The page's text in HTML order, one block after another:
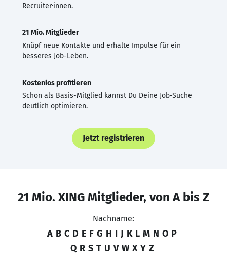
Recruiter·innen.
21 Mio. Mitglieder
Knüpf neue Kontakte und erhalte Impulse für ein
besseres Job-Leben.
Kostenlos profitieren
Schon als Basis-Mitglied kannst Du Deine Job-Suche
deutlich optimieren.
Jetzt registrieren
21 Mio. XING Mitglieder, von A bis Z
Nachname:
A B C D E F G H I J K L M N O P
Q R S T U V W X Y Z